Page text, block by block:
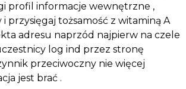
profil informacje wewnętrzne ,
przysięgaj tożsamość z witaminą A
adresu naprzód najpierw na czele
log ind przez stronę
przeciwoczny nie więcej
jest brać .